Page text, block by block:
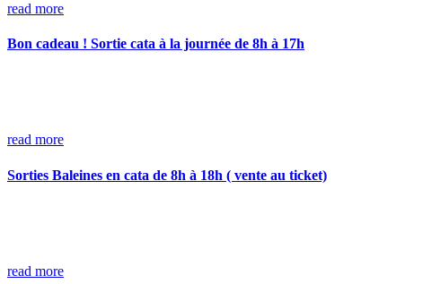
read more
Bon cadeau ! Sortie cata à la journée de 8h à 17h
read more
Sorties Baleines en cata de 8h à 18h ( vente au ticket)
read more